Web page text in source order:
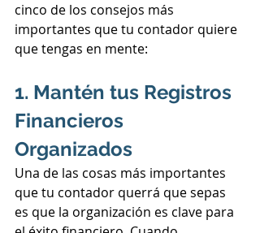
cinco de los consejos más
importantes que tu contador quiere
que tengas en mente:
1. Mantén tus Registros
Financieros
Organizados
Una de las cosas más importantes
que tu contador querrá que sepas
es que la organización es clave para